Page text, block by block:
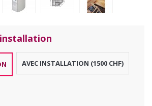
AVEC INSTALLATION (1500 CHF)